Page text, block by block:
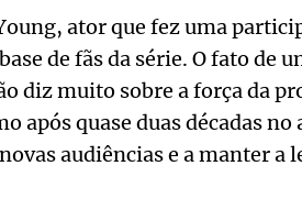
ator que fez uma
de fãs da série. O fato de
diz muito sobre a força da
quase duas décadas no
audiências e a manter a